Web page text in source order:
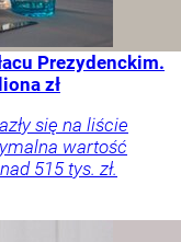
Prezydenckim.
zł
się na liście
wartość
515 tys. zł.